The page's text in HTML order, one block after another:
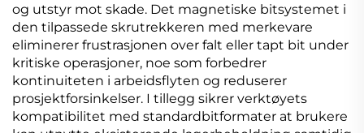
og utstyr mot skade. Det magnetiske bitsystemet i
den tilpassede skrutrekkeren med merkevare
eliminerer frustrasjonen over falt eller tapt bit under
kritiske operasjoner, noe som forbedrer
kontinuiteten i arbeidsflyten og reduserer
prosjektforsinkelser. I tillegg sikrer verktøyets
kompatibilitet med standardbitformater at brukere